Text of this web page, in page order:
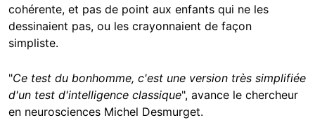
cohérente, et pas de point aux enfants qui ne les
dessinaient pas, ou les crayonnaient de façon
simpliste.
"Ce test du bonhomme, c'est une version très simplifiée
d'un test d'intelligence classique", avance le chercheur
en neurosciences Michel Desmurget.